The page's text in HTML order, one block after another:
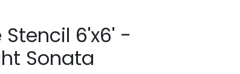
Stencil 6'x6' -
Sonata